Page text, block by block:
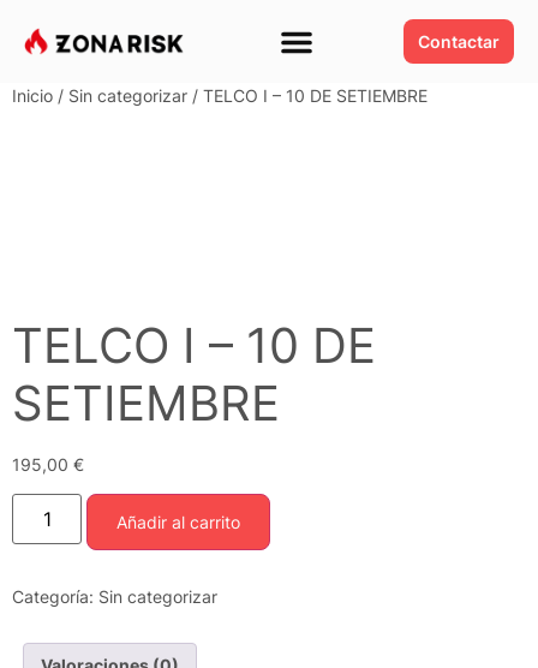
Contactar
Inicio / Sin categorizar / TELCO I – 10 DE SETIEMBRE
TELCO I – 10 DE
SETIEMBRE
195,00 €
Añadir al carrito
Categoría: Sin categorizar